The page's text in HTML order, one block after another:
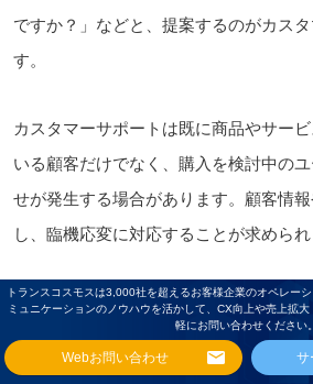
ですか？」などと、提案するのがカス
す。
カスタマーサポートは既に商品やサー
いる顧客だけでなく、購入を検討中の
せが発生する場合があります。顧客情
し、臨機応変に対応することが求められ
3-2.受注サポート
トランスコスモスは3,000社を超えるお客様企業のオペレー
ミュニケーションのノウハウを活かして、CX向上や売上拡
軽にお問い合わせください。
Webお問い合わせ サ